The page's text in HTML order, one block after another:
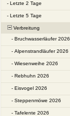
- Letzte 2 Tage
- Letzte 5 Tage
Verbreitung
- Bruchwasserläufer 2026
- Alpenstrandläufer 2026
- Wiesenweihe 2026
- Rebhuhn 2026
- Eisvogel 2026
- Steppenmöwe 2026
- Tafelente 2026